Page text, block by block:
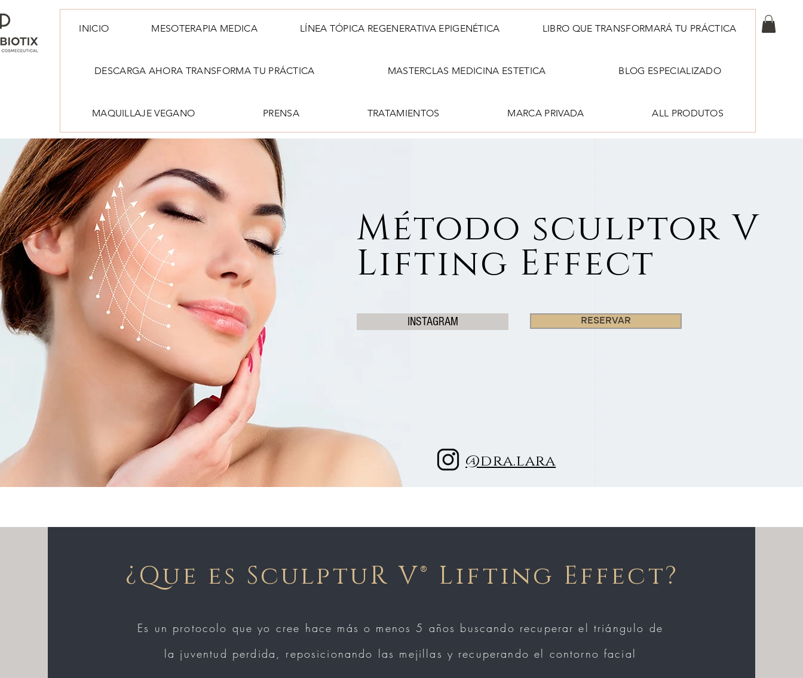
INICIO MESOTERAPIA MEDICA LÍNEA TÓPICA REGENERATIVA EPIGENÉTICA LIBRO QUE TRANSFORMARÁ TU PRÁCTICA
DESCARGA AHORA TRANSFORMA TU PRÁCTICA MASTERCLAS MEDICINA ESTETICA BLOG ESPECIALIZADO
MAQUILLAJE VEGANO PRENSA TRATAMIENTOS MARCA PRIVADA ALL PRODUTOS
Método sculptor V
Lifting Effect
INSTAGRAM RESERVAR
@dra.lara
¿Que es SculptuR V®️ Lifting Effect?
Es un protocolo que yo cree hace más o menos 5 años buscando recuperar el triángulo de
la juventud perdida, reposicionando las mejillas y recuperando el contorno facial